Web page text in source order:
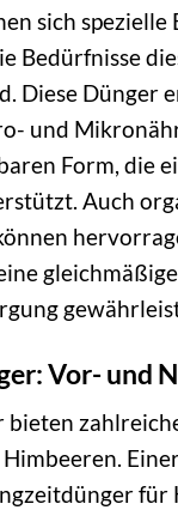
sich spezielle
Bedürfnisse
Diese Dünger
und
Form, die
Auch
Vor- und
bieten
für